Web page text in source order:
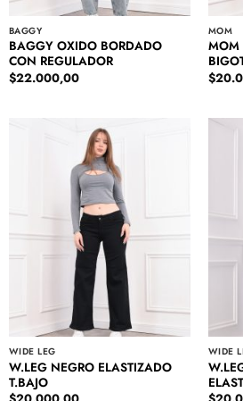
BAGGY
BAGGY OXIDO BORDADO
CON REGULADOR
$22.000,00
MOM
MOM
$
WIDE LEG
W.LEG NEGRO ELASTIZADO
T.BAJO
WIDE